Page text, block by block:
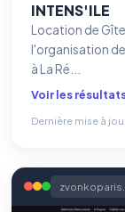
INTENS'ILE
Location de
l'organisation
à La Ré...
Voir les
Dernière mise à